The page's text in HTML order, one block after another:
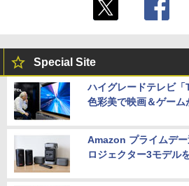
Special Site
ハイグレードテレビ
色彩美で映画＆ゲーム
Amazon プライムデ
ロジェクター3モデル